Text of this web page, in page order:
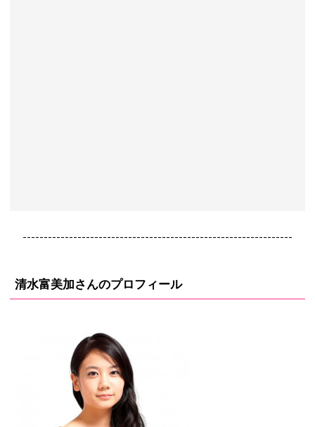
----------------------------------------------------------------
清水富美加さんのプロフィール